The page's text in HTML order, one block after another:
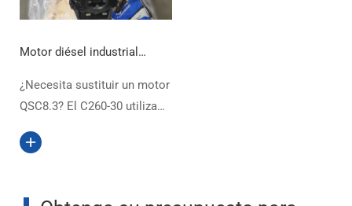
Motor diésel industrial
DCEC 260 HP
¿Necesita sustituir un motor
QSC8.3? El C260-30 utiliza
ECM W91378 y CPL